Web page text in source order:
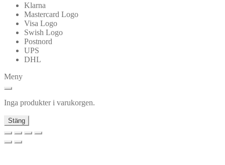
Klarna
Mastercard Logo
Visa Logo
Swish Logo
Postnord
UPS
DHL
Meny
Inga produkter i varukorgen.
Stäng